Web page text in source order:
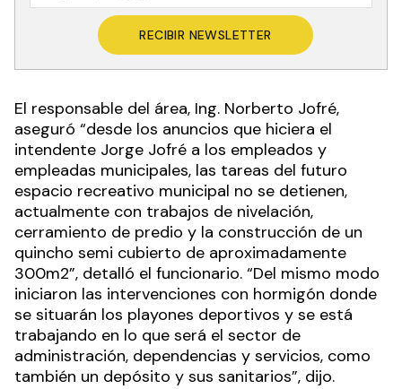
RECIBIR NEWSLETTER
El responsable del área, Ing. Norberto Jofré,
aseguró “desde los anuncios que hiciera el
intendente Jorge Jofré a los empleados y
empleadas municipales, las tareas del futuro
espacio recreativo municipal no se detienen,
actualmente con trabajos de nivelación,
cerramiento de predio y la construcción de un
quincho semi cubierto de aproximadamente
300m2”, detalló el funcionario. “Del mismo modo
iniciaron las intervenciones con hormigón donde
se situarán los playones deportivos y se está
trabajando en lo que será el sector de
administración, dependencias y servicios, como
también un depósito y sus sanitarios”, dijo.